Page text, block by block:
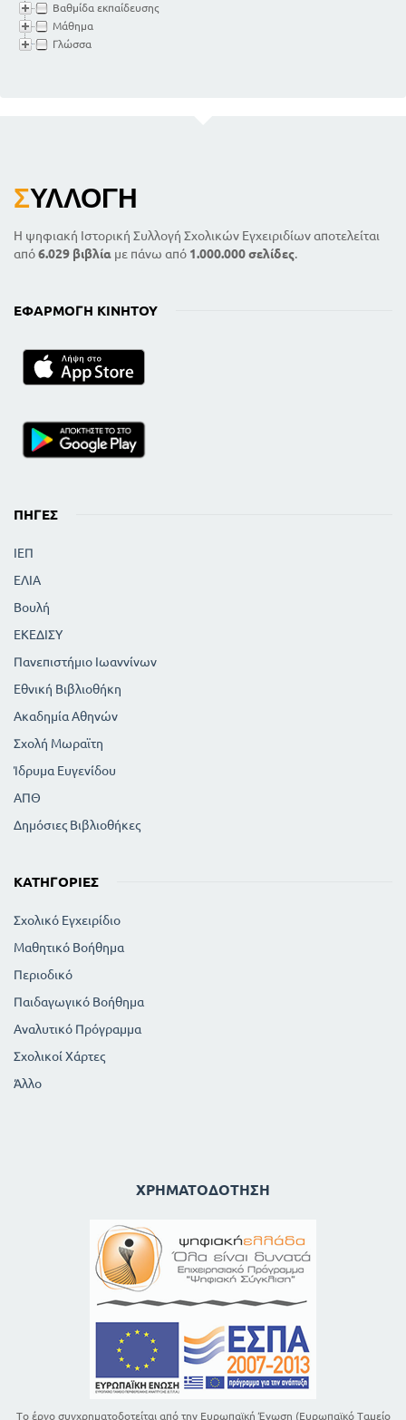
Βαθμίδα εκπαίδευσης
Μάθημα
Γλώσσα
ΣΥΛΛΟΓΉ
Η ψηφιακή Ιστορική Συλλογή Σχολικών Εγχειριδίων αποτελείται
από6.029 βιβλία με πάνω από 1.000.000 σελίδες.
ΕΦΑΡΜΟΓΉ ΚΙΝΗΤΟΎ
ΠΗΓΈΣ
ΙΕΠ
ΕΛΙΑ
Βουλή
ΕΚΕΔΙΣΥ
Πανεπιστήμιο Ιωαννίνων
Εθνική Βιβλιοθήκη
Ακαδημία Αθηνών
Σχολή Μωραϊτη
Ίδρυμα Ευγενίδου
ΑΠΘ
Δημόσιες Βιβλιοθήκες
ΚΑΤΗΓΟΡΊΕΣ
Σχολικό Εγχειρίδιο
Μαθητικό Βοήθημα
Περιοδικό
Παιδαγωγικό Βοήθημα
Αναλυτικό Πρόγραμμα
Σχολικοί Χάρτες
Άλλο
ΧΡΗΜΑΤΟΔΌΤΗΣΗ
Το έργο συγχρηματοδοτείται από την Ευρωπαϊκή Ένωση (Ευρωπαϊκό Ταμείο